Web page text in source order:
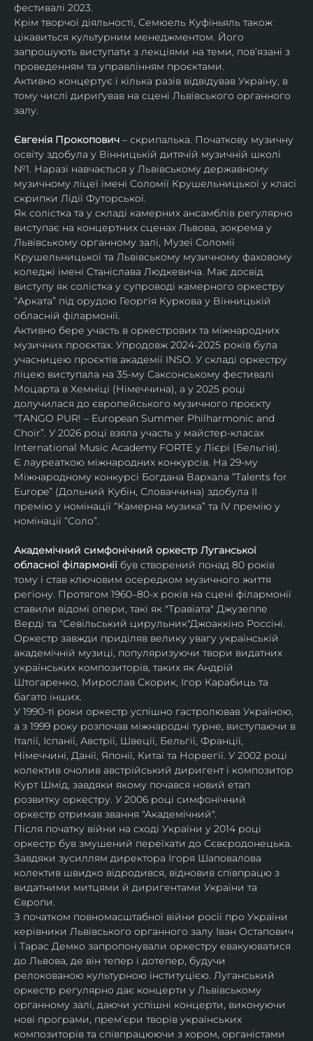
фестивалі 2023.
Крім творчої діяльності, Семюель Куфіньяль також
цікавиться культурним менеджментом. Його
запрошують виступати з лекціями на теми, пов’язані з
проведенням та управлінням проєктами.
Активно концертує і кілька разів відвідував Україну, в
тому числі дириґував на сцені Львівського органного
залу.
Євгенія Прокопович – скрипалька. Початкову музичну
освіту здобула у Вінницькій дитячій музичній школі
№1. Наразі навчається у Львівському державному
музичному ліцеї імені Соломії Крушельницької у класі
скрипки Лідії Футорської.
Як солістка та у складі камерних ансамблів регулярно
виступає на концертних сценах Львова, зокрема у
Львівському органному залі, Музеї Соломії
Крушельницької та Львівському музичному фаховому
коледжі імені Станіслава Людкевича. Має досвід
виступу як солістка у супроводі камерного оркестру
“Арката” під орудою Георгія Куркова у Вінницькій
обласній філармонії.
Активно бере участь в оркестрових та міжнародних
музичних проєктах. Упродовж 2024-2025 років була
учасницею проєктів академії INSO. У складі оркестру
ліцею виступала на 35-му Саксонському фестивалі
Моцарта в Хемніці (Німеччина), а у 2025 році
долучилася до європейського музичного проєкту
“TANGO PUR! – European Summer Philharmonic and
Choir”. У 2026 році взяла участь у майстер-класах
International Music Academy FORTE у Лієрі (Бельгія).
Є лауреаткою міжнародних конкурсів. На 29-му
Міжнародному конкурсі Богдана Вархала “Talents for
Europe” (Дольний Кубін, Словаччина) здобула ІІ
премію у номінації “Камерна музика” та IV премію у
номінації “Соло”.
Академічний симфонічний оркестр Луганської
обласної філармонії був створений понад 80 років
тому і став ключовим осередком музичного життя
регіону. Протягом 1960–80-х років на сцені філармонії
ставили відомі опери, такі як "Травіата" Джузеппе
Верді та "Севільський цирульник"Джоаккіно Россіні.
Оркестр завжди приділяв велику увагу українській
академічній музиці, популяризуючи твори видатних
українських композиторів, таких як Андрій
Штогаренко, Мирослав Скорик, Ігор Карабиць та
багато інших.
У 1990-ті роки оркестр успішно гастролював Україною,
а з 1999 року розпочав міжнародні турне, виступаючи в
Італії, Іспанії, Австрії, Швеції, Бельгії, Франції,
Німеччині, Данії, Японії, Китаї та Норвегії. У 2002 році
колектив очолив австрійський диригент і композитор
Курт Шмід, завдяки якому почався новий етап
розвитку оркестру. У 2006 році симфонічний
оркестр отримав звання "Академічний".
Після початку війни на сході України у 2014 році
оркестр був змушений переїхати до Сєвєродонецька.
Завдяки зусиллям директора Ігоря Шаповалова
колектив швидко відродився, відновив співпрацю з
видатними митцями й диригентами України та
Європи.
З початком повномасштабної війни росії про України
керівники Львівського органного залу Іван Остапович
і Тарас Демко запропонували оркестру евакуюватися
до Львова, де він тепер і дотепер, будучи
релокованою культурною інституцією. Луганський
оркестр регулярно дає концерти у Львівському
органному залі, даючи успішні концерти, виконуючи
нові програми, прем’єри творів українських
композиторів та співпрацюючи з хором, органістами